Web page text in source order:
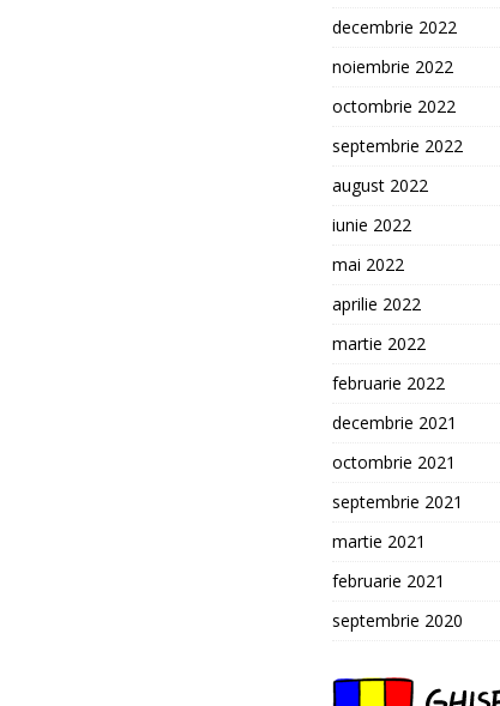
decembrie 2022
noiembrie 2022
octombrie 2022
septembrie 2022
august 2022
iunie 2022
mai 2022
aprilie 2022
martie 2022
februarie 2022
decembrie 2021
octombrie 2021
septembrie 2021
martie 2021
februarie 2021
septembrie 2020